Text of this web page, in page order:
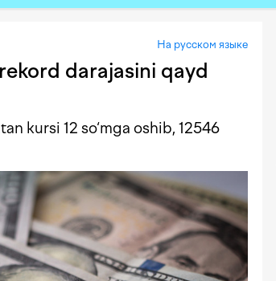
На русском языке
darajasini qayd
kursi 12 so‘mga oshib, 12546